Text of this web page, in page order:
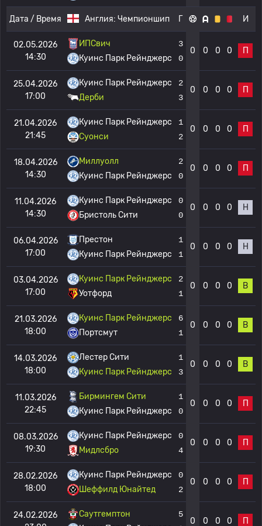
Дата / Время Англия: Чемпионшип Г И
02.05.2026
14:30
ИПСвич
Куинс Парк Рейнджерс
3
0
0 0 0 0 П
25.04.2026
17:00
Куинс Парк Рейнджерс
Дерби
2
3
0 0 0 0 П
21.04.2026
21:45
Куинс Парк Рейнджерс
Суонси
1
2
0 0 0 0 П
18.04.2026
14:30
Миллуолл
Куинс Парк Рейнджерс
2
0
0 0 0 0 П
11.04.2026
14:30
Куинс Парк Рейнджерс
Бристоль Сити
0
0
0 0 0 0 Н
06.04.2026
17:00
Престон
Куинс Парк Рейнджерс
1
1
0 0 0 0 Н
03.04.2026
17:00
Куинс Парк Рейнджерс
Уотфорд
2
1
0 0 0 0 В
21.03.2026
18:00
Куинс Парк Рейнджерс
Портсмут
6
1
0 0 0 0 В
14.03.2026
18:00
Лестер Сити
Куинс Парк Рейнджерс
1
3
0 0 0 0 В
11.03.2026
22:45
Бирмингем Сити
Куинс Парк Рейнджерс
1
0
0 0 0 0 П
08.03.2026
19:30
Куинс Парк Рейнджерс
Мидлсбро
0
4
0 0 0 0 П
28.02.2026
18:00
Куинс Парк Рейнджерс
Шеффилд Юнайтед
0
2
0 0 0 0 П
24.02.2026
Саутгемптон
5
0 0 0 0 П